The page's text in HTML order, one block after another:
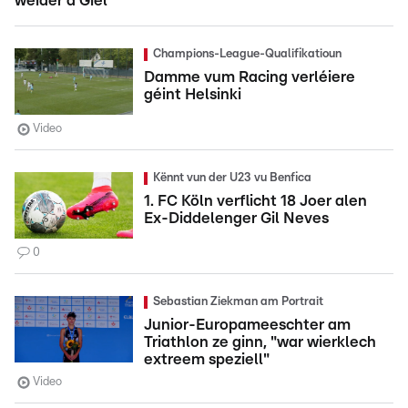
Champions-League-Qualifikatioun
Damme vum Racing verléiere
géint Helsinki
Video
Kënnt vun der U23 vu Benfica
1. FC Köln verflicht 18 Joer alen
Ex-Diddelenger Gil Neves
0
Sebastian Ziekman am Portrait
Junior-Europameeschter am
Triathlon ze ginn, "war wierklech
extreem speziell"
Video